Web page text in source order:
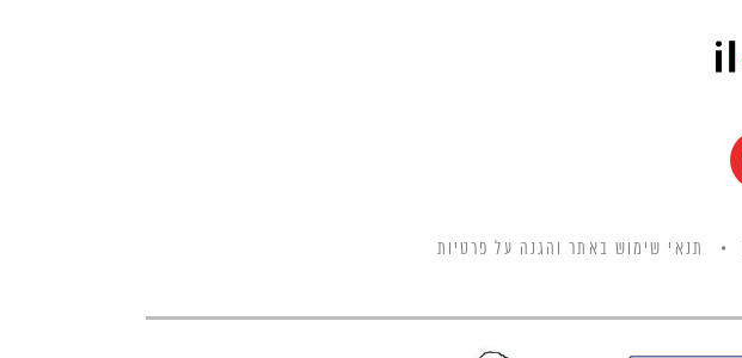
תנאי שימוש באתר והגנה על פרטיות